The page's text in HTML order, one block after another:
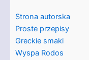
Strona autorska
Proste przepisy
Greckie smaki
Wyspa Rodos